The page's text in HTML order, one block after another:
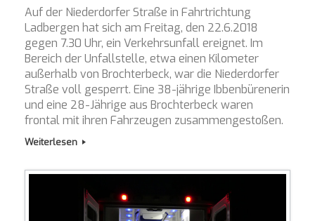
Auf der Niederdorfer Straße in Fahrtrichtung
Ladbergen hat sich am Freitag, den 22.6.2018
gegen 7.30 Uhr, ein Verkehrsunfall ereignet. Im
Bereich der Unfallstelle, etwa einen Kilometer
außerhalb von Brochterbeck, war die Niederdorfer
Straße voll gesperrt. Eine 38-jährige Ibbenbürenerin
und eine 28-Jährige aus Brochterbeck waren
frontal mit ihren Fahrzeugen zusammengestoßen.
Weiterlesen